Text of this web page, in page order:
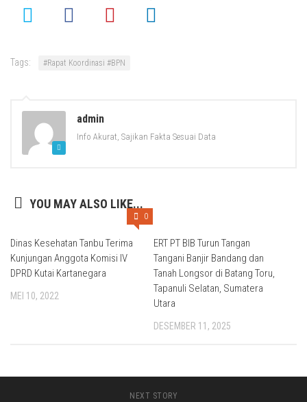
Tags: #Rapat Koordinasi #BPN
admin
Info Akurat, Sajikan Fakta Sesuai Data
YOU MAY ALSO LIKE...
0
Dinas Kesehatan Tanbu Terima
Kunjungan Anggota Komisi IV
DPRD Kutai Kartanegara
MEI 10, 2022
ERT PT BIB Turun Tangan
Tangani Banjir Bandang dan
Tanah Longsor di Batang Toru,
Tapanuli Selatan, Sumatera
Utara
DESEMBER 11, 2025
NEXT STORY